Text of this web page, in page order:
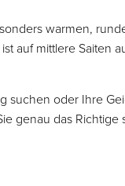
warmen,
auf mittlere Saiten
suchen oder Ihre
genau das Richtige